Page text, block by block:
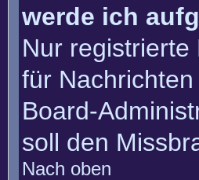
werde ich
Nur
für
Board-
soll den
Nach oben